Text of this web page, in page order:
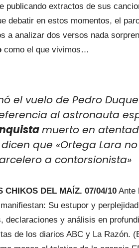
publicando extractos de sus
debatir en estos momentos, el
a analizar dos versos nada
como el que vivimos…
el vuelo de Pedro
al astronauta
muerto en
que «Ortega Lara
a contorsionista»
CHIKOS DEL MAÍZ. 07/04/10 Ante
Su estupor y
declaraciones y análisis en
de los diarios ABC y La Razón.